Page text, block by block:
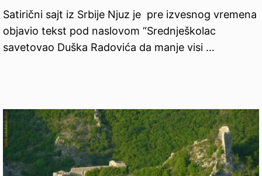
Satirični sajt iz Srbije Njuz je pre izvesnog vremena
objavio tekst pod naslovom “Srednješkolac
savetovao Duška Radovića da manje visi …